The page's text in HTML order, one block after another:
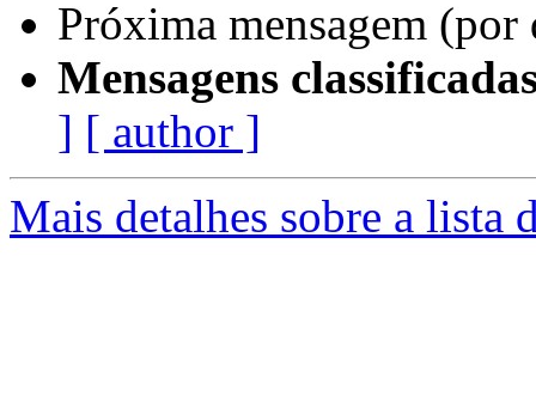
Próxima mensagem
Mensagens
] [ author ]
Mais detalhes sobre a lista